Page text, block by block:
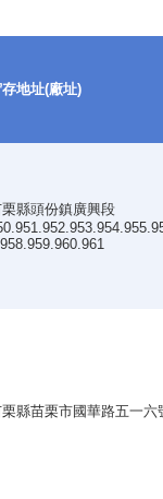
地址(廠址)
縣頭份鎮廣興段
縣苗栗市國華路五一六